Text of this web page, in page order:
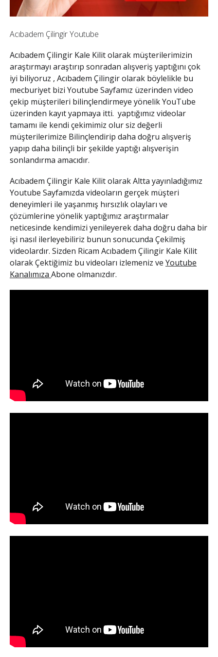
Acıbadem Çilingir Youtube
Acıbadem Çilingir Kale Kilitolarak müşterilerimizin
araştırmayı araştırıp sonradan alışveriş yaptığını çok
iyi biliyoruz , Acıbadem Çilingirolarak böylelikle bu
mecburiyet bizi Youtube Sayfamız üzerinden video
çekip müşterileri bilinçlendirmeye yönelik YouTube
üzerinden kayıt yapmaya itti. yaptığımız videolar
tamamı ile kendi çekimimiz olur siz değerli
müşterilerimize Bilinçlendirip daha doğru alışveriş
yapıp daha bilinçli bir şekilde yaptığı alışverişin
sonlandırma amacıdır.
Acıbadem Çilingir Kale Kilitolarak Altta yayınladığımız
Youtube Sayfamızda videoların gerçek müşteri
deneyimleri ile yaşanmış hırsızlık olayları ve
çözümlerine yönelik yaptığımız araştırmalar
neticesinde kendimizi yenileyerek daha doğru daha bir
işi nasıl ilerleyebiliriz bunun sonucunda Çekilmiş
videolardır. Sizden Ricam Acıbadem Çilingir Kale Kilit
olarak Çektiğimiz bu videoları izlemeniz ve Youtube
Kanalımıza Abone olmanızdır.